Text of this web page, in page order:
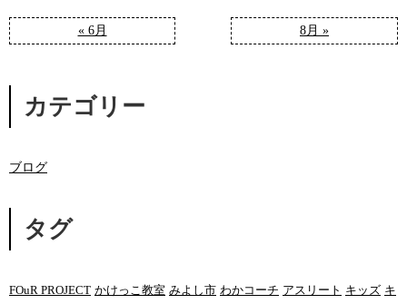
« 6月 8月 »
カテゴリー
ブログ
タグ
FOuR PROJECT かけっこ教室 みよし市 わかコーチ アスリート キッズ キ